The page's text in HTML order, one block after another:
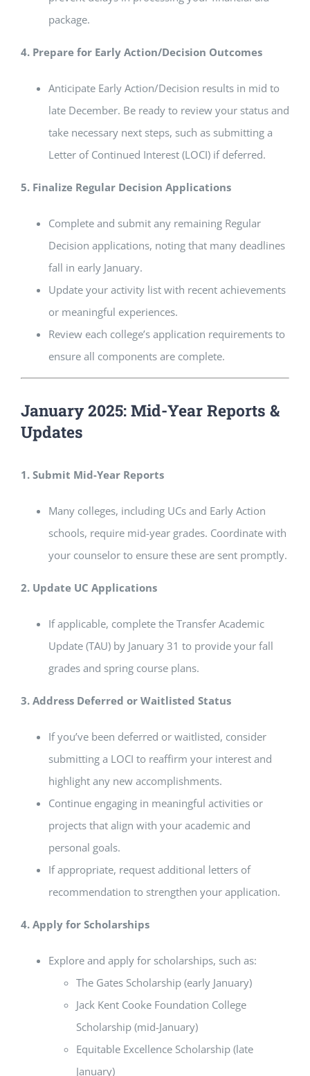
package.
4. Prepare for Early Action/Decision Outcomes
Anticipate Early Action/Decision results in mid to
late December. Be ready to review your status and
take necessary next steps, such as submitting a
Letter of Continued Interest (LOCI) if deferred.
5. Finalize Regular Decision Applications
Complete and submit any remaining Regular
Decision applications, noting that many deadlines
fall in early January.
Update your activity list with recent achievements
or meaningful experiences.
Review each college’s application requirements to
ensure all components are complete.
January 2025: Mid-Year Reports &
Updates
1. Submit Mid-Year Reports
Many colleges, including UCs and Early Action
schools, require mid-year grades. Coordinate with
your counselor to ensure these are sent promptly.
2. Update UC Applications
If applicable, complete the Transfer Academic
Update (TAU) by January 31 to provide your fall
grades and spring course plans.
3. Address Deferred or Waitlisted Status
If you’ve been deferred or waitlisted, consider
submitting a LOCI to reaffirm your interest and
highlight any new accomplishments.
Continue engaging in meaningful activities or
projects that align with your academic and
personal goals.
If appropriate, request additional letters of
recommendation to strengthen your application.
4. Apply for Scholarships
Explore and apply for scholarships, such as:
The Gates Scholarship (early January)
Jack Kent Cooke Foundation College
Scholarship (mid-January)
Equitable Excellence Scholarship (late
January)